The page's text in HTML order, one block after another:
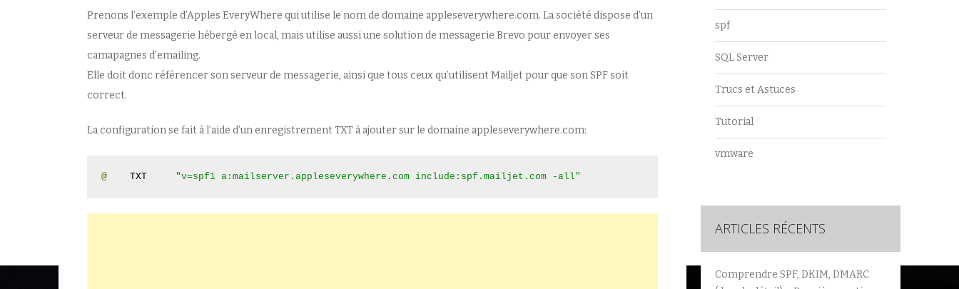
Prenons l’exemple d’Apples EveryWhere qui utilise le nom de domaine appleseverywhere.com. La société dispose d’un
serveur de messagerie hébergé en local, mais utilise aussi une solution de messagerie Brevo pour envoyer ses
camapagnes d’emailing.
Elle doit donc référencer son serveur de messagerie, ainsi que tous ceux qu’utilisent Mailjet pour que son SPF soit
correct.
La configuration se fait à l’aide d’un enregistrement TXT à ajouter sur le domaine appleseverywhere.com:
@
    TXT
"v=spf1 a:mailserver.appleseverywhere.com include:spf.mailjet.com -all"
spf
SQL Server
Trucs et Astuces
Tutorial
vmware
ARTICLES RÉCENTS
Comprendre SPF, DKIM, DMARC